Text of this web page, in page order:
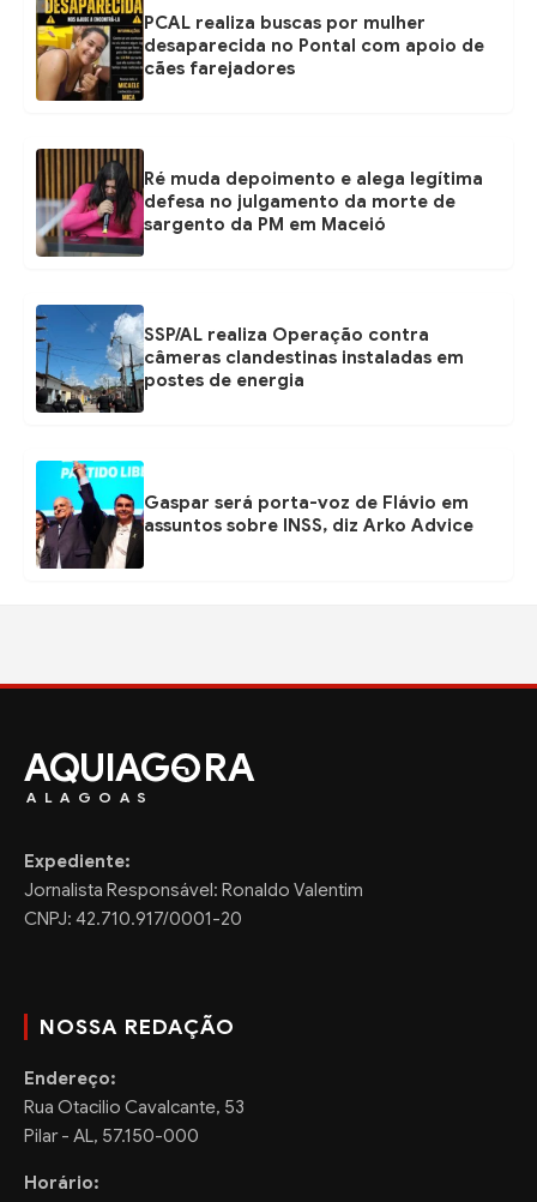
PCAL realiza buscas por mulher
desaparecida no Pontal com apoio de
cães farejadores
Ré muda depoimento e alega legítima
defesa no julgamento da morte de
sargento da PM em Maceió
SSP/AL realiza Operação contra
câmeras clandestinas instaladas em
postes de energia
Gaspar será porta-voz de Flávio em
assuntos sobre INSS, diz Arko Advice
AQUIAG RA
ALAGOAS
Expediente:
Jornalista Responsável: Ronaldo Valentim
CNPJ: 42.710.917/0001-20
NOSSA REDAÇÃO
Endereço:
Rua Otacilio Cavalcante, 53
Pilar - AL, 57.150-000
Horário: